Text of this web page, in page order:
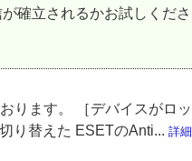
確立されるかお試しくだ
ります。 ［デバイスがロ
り替えた ESETのAnti... 詳